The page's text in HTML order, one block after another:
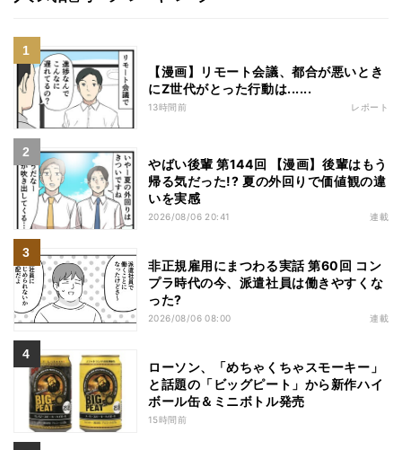
【漫画】リモート会議、都合が悪いとき
にZ世代がとった行動は......
13時間前 レポート
やばい後輩 第144回 【漫画】後輩はもう
帰る気だった!? 夏の外回りで価値観の違
いを実感
2026/08/06 20:41 連載
非正規雇用にまつわる実話 第60回 コン
プラ時代の今、派遣社員は働きやすくな
った?
2026/08/06 08:00 連載
ローソン、「めちゃくちゃスモーキー」
と話題の「ビッグピート」から新作ハイ
ボール缶＆ミニボトル発売
15時間前